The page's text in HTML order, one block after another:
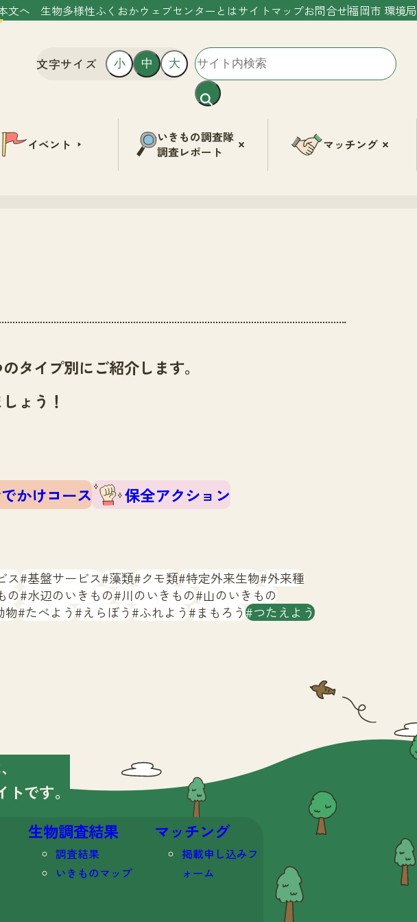
文へ 生物多様性ふくおかウェブセンターとはサイトマップお問合せ福岡市 環境局
文字サイズ 小 中 大
イベント
いきもの調査隊
調査レポート
マッチング
タイプ別にご紹介します。
ょう！
かけコース
保全アクション
ス 基盤サービス 藻類 クモ類 特定外来生物 外来種
の 水辺のいきもの 川のいきもの 山のいきもの
物 たべよう えらぼう ふれよう まもろう つたえよう
です。
生物調査結果
調査結果
いきものマップ
マッチング
掲載申し込みフ
ォーム